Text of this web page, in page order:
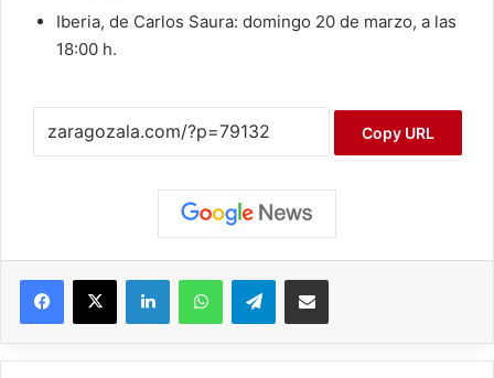
Iberia, de Carlos Saura: domingo 20 de marzo, a las
18:00 h.
Copy URL
Telegram